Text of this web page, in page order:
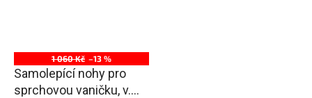
1 060 Kč –13 %
Samolepící nohy pro
sprchovou vaničku, v.